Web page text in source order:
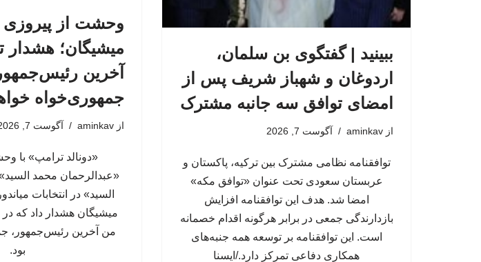
ببینید | گفتگوی بن سلمان،
اردوغان و شهباز شریف پس از
امضای توافق سه جانبه مشترک
از aminkav آگوست 7, 2026
توافقنامه نظامی مشترک بین ترکیه، پاکستان و
عربستان سعودی تحت عنوان «توافق مکه»
امضا شد. هدف این توافقنامه افزایش
بازدارندگی جمعی در برابر هرگونه اقدام خصمانه
است. این توافقنامه بر توسعه همه جنبه‌های
همکاری دفاعی تمرکز دارد./ایسنا
وحشت از پیروزی
میشیگان؛ هشدار
آخرین
جمهوری‌خواه
از aminkav آگوست 7, 2026
«دونالد ترامپ» با
«عبدالرحمان محمد
السید» در انتخابات
میشیگان هشدار داد که
من آخرین رئیس‌جمهور،
بود.